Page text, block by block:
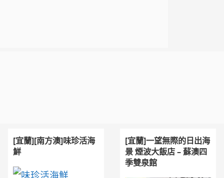
[宜蘭]一望無際的日出海
景 煙波大飯店 – 蘇澳四
季雙泉館
[宜蘭][南方澳]味珍活海
鮮